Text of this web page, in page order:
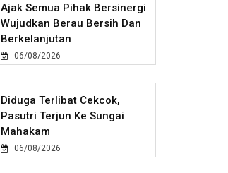
Ajak Semua Pihak Bersinergi
Wujudkan Berau Bersih Dan
Berkelanjutan
06/08/2026
Diduga Terlibat Cekcok,
Pasutri Terjun Ke Sungai
Mahakam
06/08/2026